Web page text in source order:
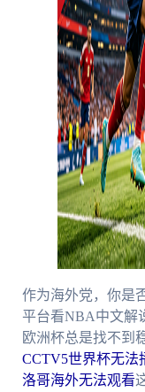
作为海外党，你是
平台看NBA中文解
欧洲杯总是找不到
CCTV5世界杯无法
洛哥海外无法观看